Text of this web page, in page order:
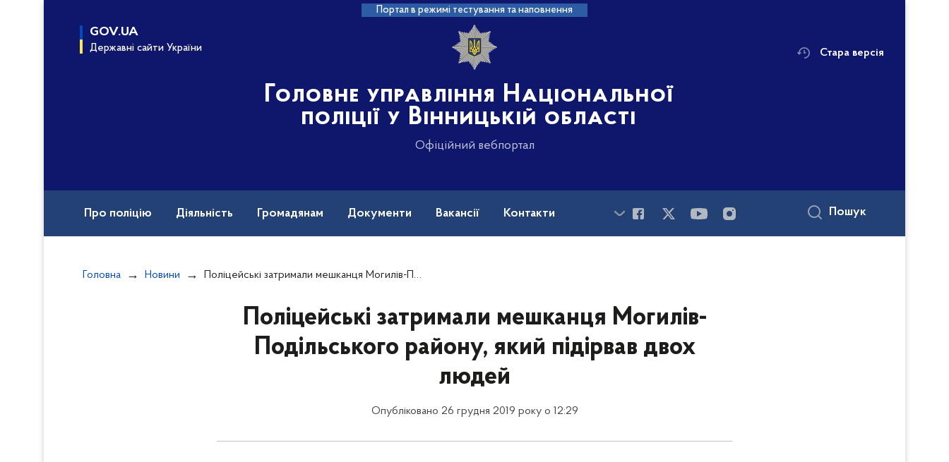
Портал в режимі тестування та наповнення
GOV.UA
Державні сайти України
Головне управління Національної
поліції у Вінницькій області
Офіційний вебпортал
Стара версія
Про поліцію Діяльність Громадянам Документи Вакансії Контакти Пошук
Головна Новини Поліцейські затримали мешканця Могилів-Подільського району, який підірвав двох людей
Поліцейські затримали мешканця Могилів-
Подільського району, який підірвав двох
людей
Опубліковано 26 грудня 2019 року о 12:29